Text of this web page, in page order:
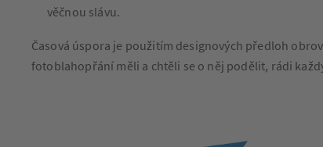
věčnou slávu.
Časová úspora je použitím designových předloh
fotoblahopřání měli a chtěli se o něj podělit, rádi